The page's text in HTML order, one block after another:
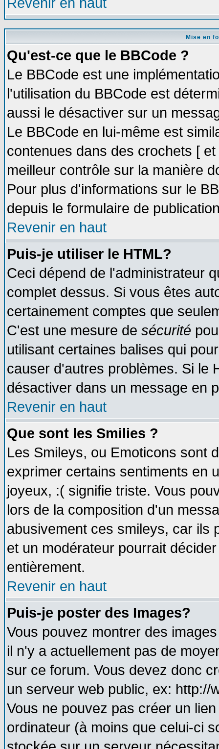
Mise en
Qu'est-ce que le BBCode ?
Le BBCode est une
l'utilisation du BBCode est
aussi le désactiver sur un
Le BBCode en lui-même est
contenues dans des crochets [
meilleur contrôle sur la manière
Pour plus d'informations sur le
depuis le formulaire de
Revenir en haut
Puis-je utiliser le HTML?
Ceci dépend de l'administrateur
complet dessus. Si vous êtes
certainement comptes que
C'est une mesure de sécurité
utilisant certaines balises qui
causer d'autres problèmes. Si le
désactiver dans un message en
Revenir en haut
Que sont les Smilies ?
Les Smileys, ou Emoticons sont
exprimer certains sentiments en
joyeux, :( signifie triste. Vous
lors de la composition d'un
abusivement ces smileys, car ils
et un modérateur pourrait
entièrement.
Revenir en haut
Puis-je poster des Images?
Vous pouvez montrer des
il n'y a actuellement pas de
sur ce forum. Vous devez donc
un serveur web public, ex: http://
Vous ne pouvez pas créer un
ordinateur (à moins que celui-ci